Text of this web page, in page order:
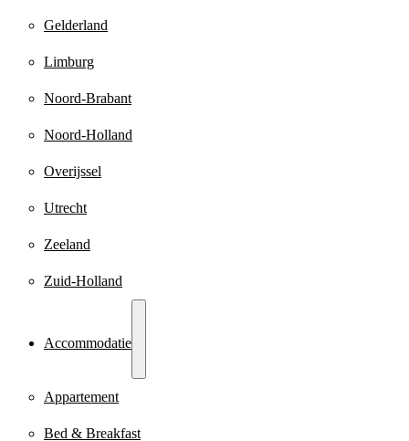
Gelderland
Limburg
Noord-Brabant
Noord-Holland
Overijssel
Utrecht
Zeeland
Zuid-Holland
Accommodatie
Appartement
Bed & Breakfast